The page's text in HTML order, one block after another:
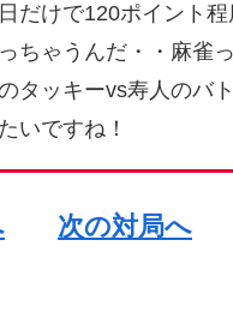
だけで120ポイント
ちゃうんだ・・麻雀
タッキーvs寿人のバ
いですね！
次の対局へ